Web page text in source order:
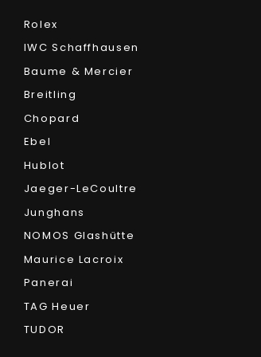
Rolex
IWC Schaffhausen
Baume & Mercier
Breitling
Chopard
Ebel
Hublot
Jaeger-LeCoultre
Junghans
NOMOS Glashütte
Maurice Lacroix
Panerai
TAG Heuer
TUDOR